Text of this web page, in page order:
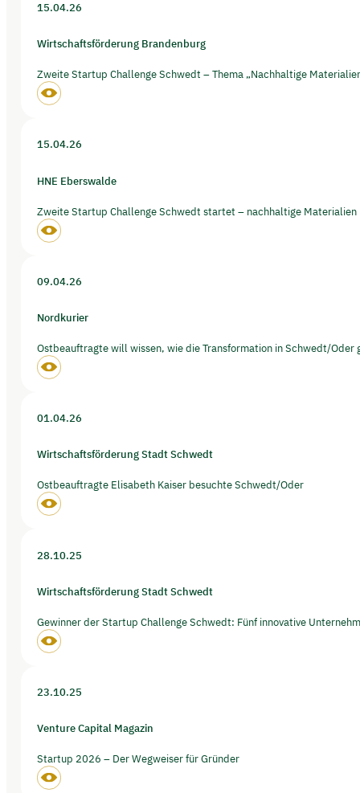
15.04.26
Wirtschaftsförderung Brandenburg
Zweite Startup Challenge Schwedt – Thema „Nachhaltige
15.04.26
HNE Eberswalde
Zweite Startup Challenge Schwedt startet – nachhaltige Materialien
09.04.26
Nordkurier
Ostbeauftragte will wissen, wie die Transformation in Schwedt/Oder
01.04.26
Wirtschaftsförderung Stadt Schwedt
Ostbeauftragte Elisabeth Kaiser besuchte Schwedt/Oder
28.10.25
Wirtschaftsförderung Stadt Schwedt
Gewinner der Startup Challenge Schwedt: Fünf innovative
23.10.25
Venture Capital Magazin
Startup 2026 – Der Wegweiser für Gründer